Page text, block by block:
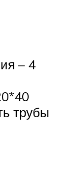
– 4
трубы